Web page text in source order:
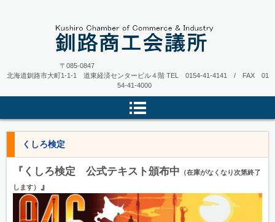
〒085-0847
北海道釧路市大町1-1-1 道東経済センタービル４階 TEL 0154-41-4141 / FAX 01
54-41-4000
くしろ検定
『くしろ検定 公式テキスト頒布中 （在庫がなくなり次第終了
します）
』